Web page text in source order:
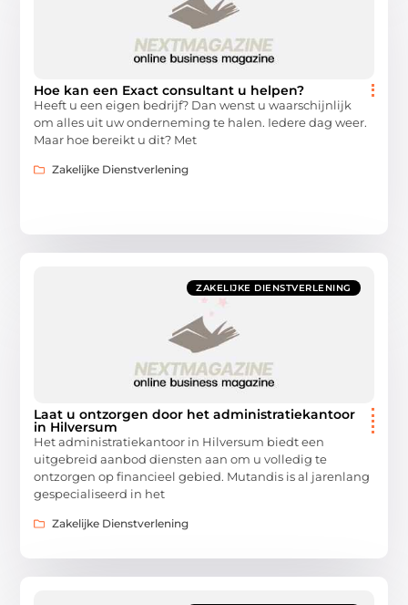
Hoe kan een Exact consultant u helpen?
Heeft u een eigen bedrijf? Dan wenst u waarschijnlijk
om alles uit uw onderneming te halen. Iedere dag weer.
Maar hoe bereikt u dit? Met
Zakelijke Dienstverlening
ZAKELIJKE DIENSTVERLENING
Laat u ontzorgen door het administratiekantoor
in Hilversum
Het administratiekantoor in Hilversum biedt een
uitgebreid aanbod diensten aan om u volledig te
ontzorgen op financieel gebied. Mutandis is al jarenlang
gespecialiseerd in het
Zakelijke Dienstverlening